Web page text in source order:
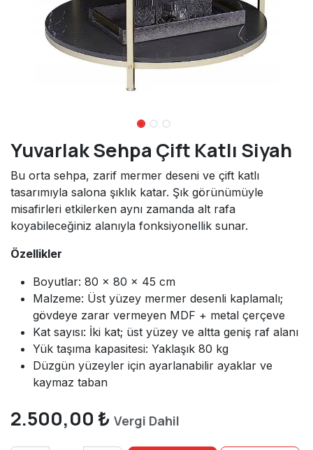
Yuvarlak Sehpa Çift Katlı Siyah
Bu orta sehpa, zarif mermer deseni ve çift katlı
tasarımıyla salona şıklık katar. Şık görünümüyle
misafirleri etkilerken aynı zamanda alt rafa
koyabileceğiniz alanıyla fonksiyonellik sunar.
Özellikler
Boyutlar: 80 × 80 × 45 cm
Malzeme: Üst yüzey mermer desenli kaplamalı;
gövdeye zarar vermeyen MDF + metal çerçeve
Kat sayısı: İki kat; üst yüzey ve altta geniş raf alanı
Yük taşıma kapasitesi: Yaklaşık 80 kg
Düzgün yüzeyler için ayarlanabilir ayaklar ve
kaymaz taban
2.500,00 ₺ Vergi Dahil